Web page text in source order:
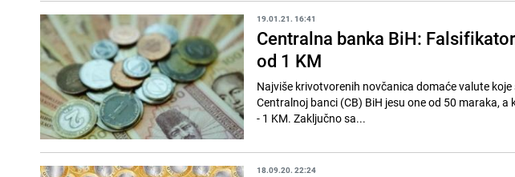
19.01.21. 16:41
Centralna banka BiH:
od 1 KM
Najviše krivotvorenih novčanica domaće valute
Centralnoj banci (CB) BiH jesu one od 50 maraka,
- 1 KM. Zaključno sa...
18.09.20. 22:24